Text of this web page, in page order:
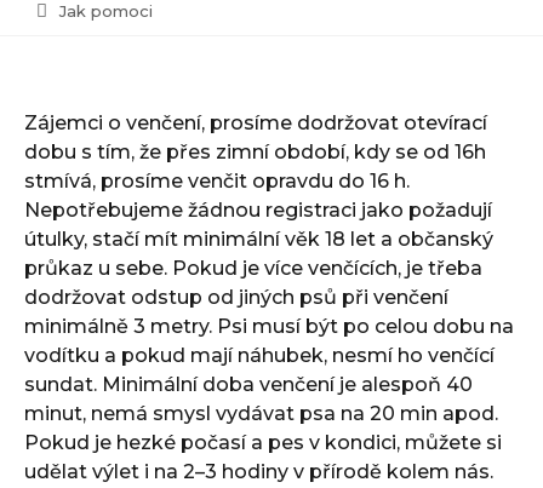
Vánoční přání
Jak pomoci
Zájemci o venčení, prosíme dodržovat otevírací
dobu s tím, že přes zimní období, kdy se od 16h
stmívá, prosíme venčit opravdu do 16 h.
Nepotřebujeme žádnou registraci jako požadují
útulky, stačí mít minimální věk 18 let a občanský
průkaz u sebe. Pokud je více venčících, je třeba
dodržovat odstup od jiných psů při venčení
minimálně 3 metry. Psi musí být po celou dobu na
vodítku a pokud mají náhubek, nesmí ho venčící
sundat. Minimální doba venčení je alespoň 40
minut, nemá smysl vydávat psa na 20 min apod.
Pokud je hezké počasí a pes v kondici, můžete si
udělat výlet i na 2–3 hodiny v přírodě kolem nás.